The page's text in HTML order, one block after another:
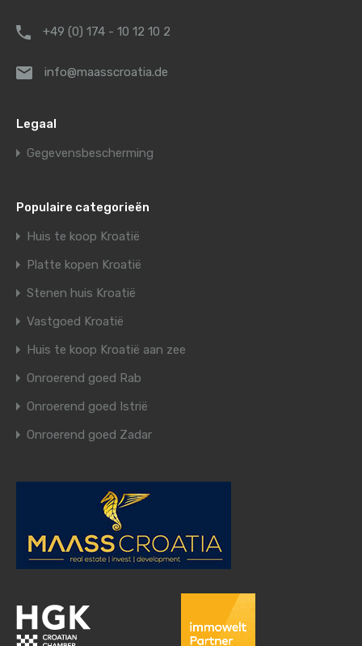
+49 (0) 174 - 10 12 10 2
info@maasscroatia.de
Legaal
Gegevensbescherming
Populaire categorieën
Huis te koop Kroatië
Platte kopen Kroatië
Stenen huis Kroatië
Vastgoed Kroatië
Huis te koop Kroatië aan zee
Onroerend goed Rab
Onroerend goed Istrië
Onroerend goed Zadar